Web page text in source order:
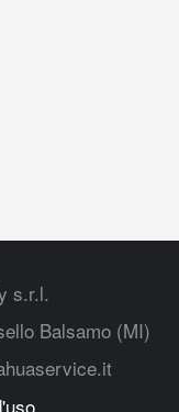
s.r.l.
Balsamo (MI)